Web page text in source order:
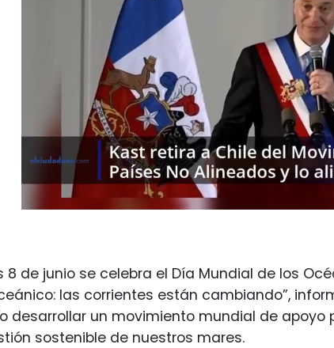
8 de junio se celebra el Día Mundial de los
las corrientes están cambiando”,
desarrollar un movimiento mundial de apoyo
sostenible de nuestros mares.